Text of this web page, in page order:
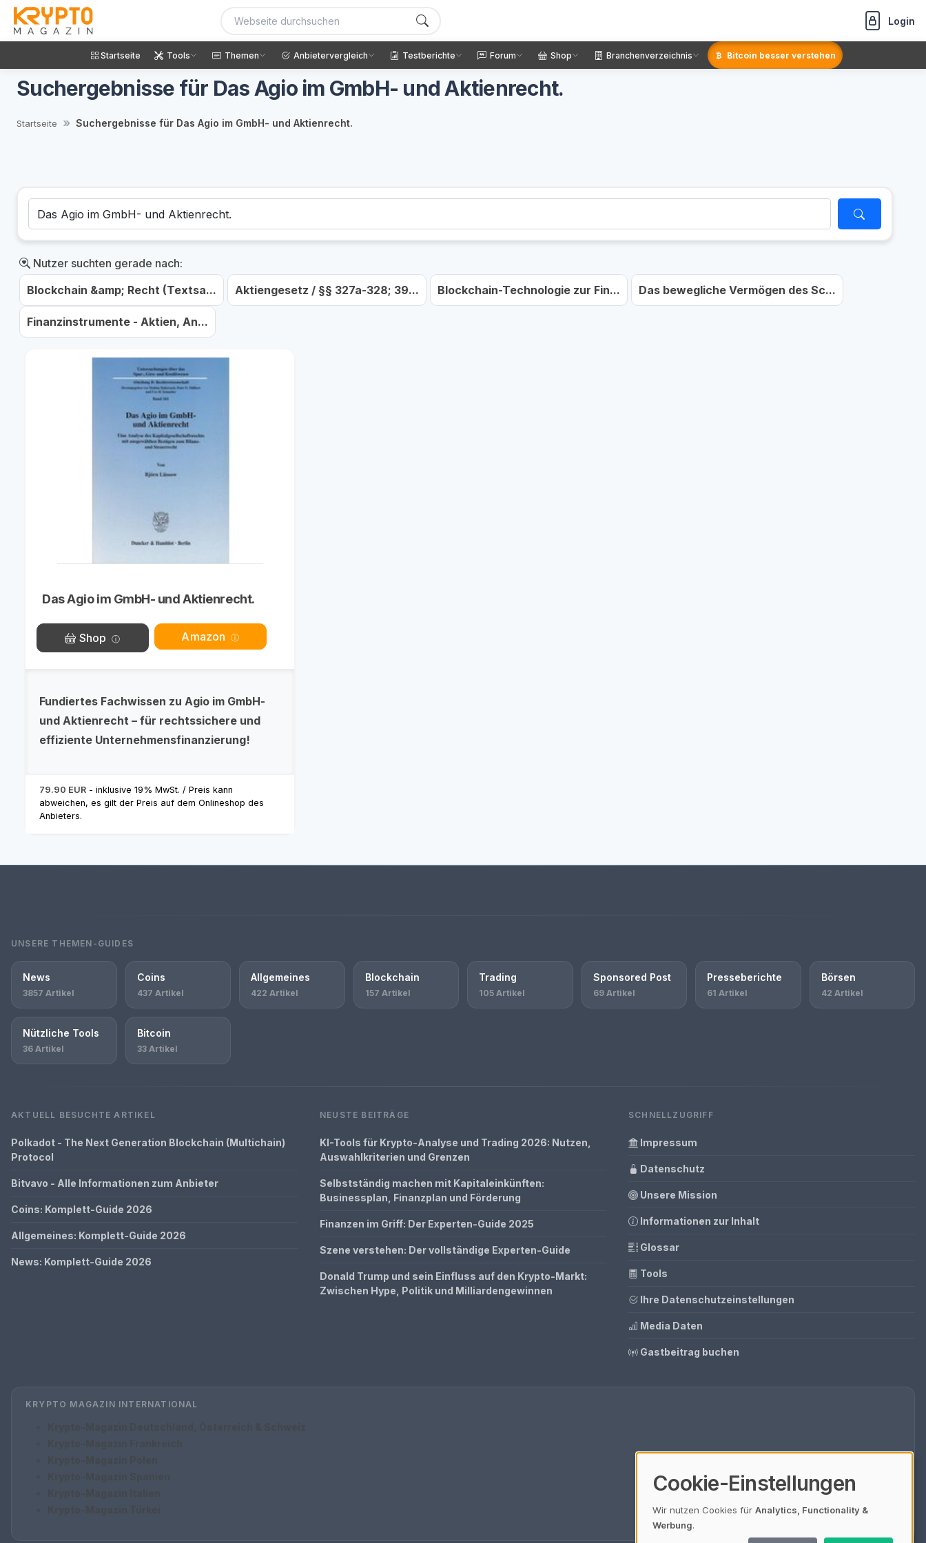
Login
Startseite Tools Themen Anbietervergleich Testberichte Forum Shop Branchenverzeichnis Bitcoin besser verstehen
Suchergebnisse für Das Agio im GmbH- und Aktienrecht.
Startseite Suchergebnisse für Das Agio im GmbH- und Aktienrecht.
Nutzer suchten gerade nach:
Blockchain &amp; Recht (Textsa...
Aktiengesetz / §§ 327a-328; 39... Blockchain-Technologie zur Fin... Das bewegliche Vermögen des Sc...
Finanzinstrumente - Aktien, An...
Das Agio im GmbH- und Aktienrecht.
Shop Amazon
Fundiertes Fachwissen zu Agio im GmbH-
und Aktienrecht – für rechtssichere und
effiziente Unternehmensfinanzierung!
79.90 EUR - inklusive 19% MwSt. / Preis kann
abweichen, es gilt der Preis auf dem Onlineshop des
Anbieters.
UNSERE THEMEN-GUIDES
News
3857 Artikel
Coins
437 Artikel
Allgemeines
422 Artikel
Blockchain
157 Artikel
Trading
105 Artikel
Sponsored Post
69 Artikel
Presseberichte
61 Artikel
Börsen
42 Artikel
Nützliche Tools
36 Artikel
Bitcoin
33 Artikel
AKTUELL BESUCHTE ARTIKEL
Polkadot - The Next Generation Blockchain (Multichain)
Protocol
Bitvavo - Alle Informationen zum Anbieter
Coins: Komplett-Guide 2026
Allgemeines: Komplett-Guide 2026
News: Komplett-Guide 2026
NEUSTE BEITRÄGE
KI-Tools für Krypto-Analyse und Trading 2026: Nutzen,
Auswahlkriterien und Grenzen
Selbstständig machen mit Kapitaleinkünften:
Businessplan, Finanzplan und Förderung
Finanzen im Griff: Der Experten-Guide 2025
Szene verstehen: Der vollständige Experten-Guide
Donald Trump und sein Einfluss auf den Krypto-Markt:
Zwischen Hype, Politik und Milliardengewinnen
SCHNELLZUGRIFF
Impressum
Datenschutz
Unsere Mission
Informationen zur Inhalt
Glossar
Tools
Ihre Datenschutzeinstellungen
Media Daten
Gastbeitrag buchen
KRYPTO MAGAZIN INTERNATIONAL
Cookie-Einstellungen
Wir nutzen Cookies für Analytics, Functionality &
Werbung.